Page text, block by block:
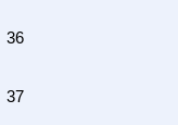
36
37